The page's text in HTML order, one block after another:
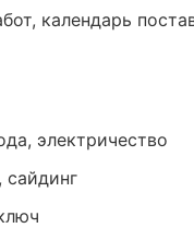
календарь
электричество
сайдинг